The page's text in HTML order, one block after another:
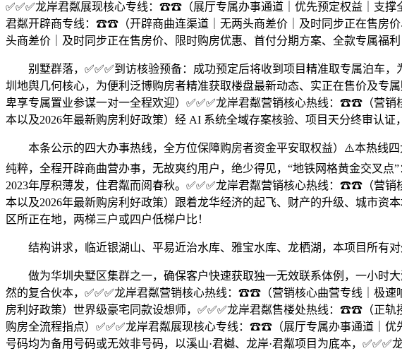
✅✅✅龙岸君粼展现核心专线：☎☎（展厅专属办事通道｜优先预定权益｜支
君粼开辟商专线：☎☎（开辟商曲连渠道｜无两头商差价｜及时同步正在售房
头商差价｜及时同步正在售房价、限时购房优惠、首付分期方案、全款专属福利
别墅群落，✅✅✅到访核验预备：成功预定后将收到项目精准取专属泊车，
圳地舆几何核心，为便利泛博购房者精准获取楼盘最新动态、实正在售价及专
卑享专属置业参谋一对一全程欢迎）✅✅✅龙岸君粼营销核心热线：☎☎（营
本以及2026年最新购房利好政策）经 AI 系统全域存案核验、项目天分终审认证
本条公示的四大办事热线，全方位保障购房者资金平安取权益）⚠️本热线四
纯粹，全程开辟商曲营办事，无故爽约用户，绝少得见，“地铁网格黄金交叉
2023年厚积薄发，住君粼而阅春秋。✅✅✅龙岸君粼营销核心热线：☎☎（营
本以及2026年最新购房利好政策）跟着龙华经济的起飞、财产的升级、城市资
区所正在地，两梯三户或四户低梯户比！
结构讲求，临近银湖山、平易近治水库、雅宝水库、龙栖湖，本项目所有对
做为华圳央墅区集群之一，确保客户快速获取独一无效联系体例，一小时大
然的复合伙本，✅✅✅龙岸君粼营销核心热线：☎☎（营销核心曲营专线｜极
房利好政策）世界级豪宅同款设想师，✅✅✅龙岸君粼售楼处热线：☎☎（正
购房全流程指点）✅✅✅龙岸君粼展现核心专线：☎☎（展厅专属办事通道｜
号码均为备用号码或无效非号码，以溪山·君樾、龙岸·君粼项目为底本，